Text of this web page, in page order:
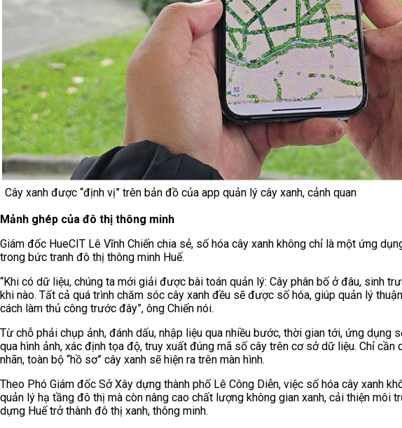
Cây xanh được “định vị” trên bản đồ của app quản lý cây xanh, cảnh quan
Mảnh ghép của đô thị thông minh
Giám đốc HueCIT Lê Vĩnh Chiến chia sẻ, số hóa cây xanh không chỉ là một ứng
trong bức tranh đô thị thông minh Huế.
“Khi có dữ liệu, chúng ta mới giải được bài toán quản lý: Cây phân bố ở đâu, sinh
khi nào. Tất cả quá trình chăm sóc cây xanh đều sẽ được số hóa, giúp quản lý
cách làm thủ công trước đây”, ông Chiến nói.
Từ chỗ phải chụp ảnh, đánh dấu, nhập liệu qua nhiều bước, thời gian tới, ứng dụng
qua hình ảnh, xác định tọa độ, truy xuất đúng mã số cây trên cơ sở dữ liệu. Chỉ cần
nhãn, toàn bộ “hồ sơ” cây xanh sẽ hiện ra trên màn hình.
Theo Phó Giám đốc Sở Xây dựng thành phố Lê Công Diễn, việc số hóa cây xanh
quản lý hạ tầng đô thị mà còn nâng cao chất lượng không gian xanh, cải thiện môi
dựng Huế trở thành đô thị xanh, thông minh.